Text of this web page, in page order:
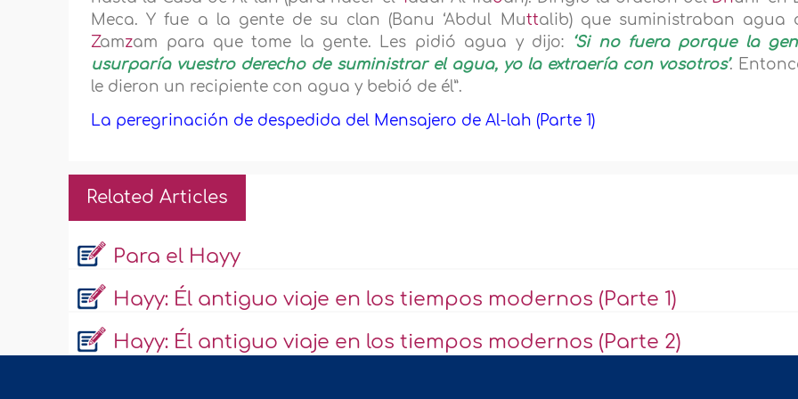
Meca. Y fue a la gente de su clan (Banu ‘Abdul Muttalib) que suministraban agua
Zamzam para que tome la gente. Les pidió agua y dijo:
‘Si no fuera porque la
usurparía vuestro derecho de suministrar el agua, yo la extraería con vosotros’.
le dieron un recipiente con agua y bebió de él”.
La peregrinación de despedida del Mensajero de Al-lah (Parte 1)
Related Articles
Para el Hayy
Hayy: Él antiguo viaje en los tiempos modernos (Parte 1)
Hayy: Él antiguo viaje en los tiempos modernos (Parte 2)